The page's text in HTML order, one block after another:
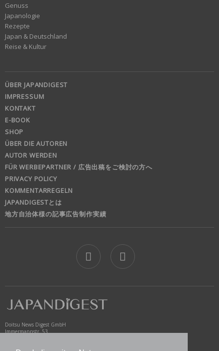
Genuss
Japanologie
Rezepte
Japan & Deutschland
Reise & Kultur
ÜBER JAPANDIGEST
IMPRESSUM
KONTAKT
E-BOOK
SHOP
ÜBER DIE AUTOREN
AUTOR WERDEN
FÜR WERBEPARTNER / 広告出稿をご検討の方へ
PRIVACY POLICY
KOMMENTARREGELN
JAPANDIGESTとは
地方自治体様の記事広告制作実績
Doitsu News Digest GmbH
Immermannstr. 53